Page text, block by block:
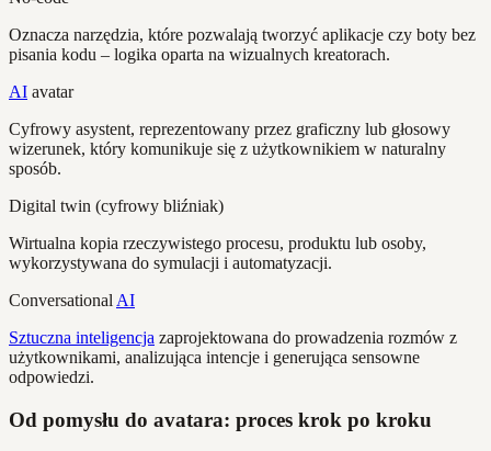
Oznacza narzędzia, które pozwalają tworzyć aplikacje czy boty bez
pisania kodu – logika oparta na wizualnych kreatorach.
AI avatar
Cyfrowy asystent, reprezentowany przez graficzny lub głosowy
wizerunek, który komunikuje się z użytkownikiem w naturalny
sposób.
Digital twin (cyfrowy bliźniak)
Wirtualna kopia rzeczywistego procesu, produktu lub osoby,
wykorzystywana do symulacji i automatyzacji.
Conversational AI
Sztuczna inteligencja zaprojektowana do prowadzenia rozmów z
użytkownikami, analizująca intencje i generująca sensowne
odpowiedzi.
Od pomysłu do avatara: proces krok po kroku